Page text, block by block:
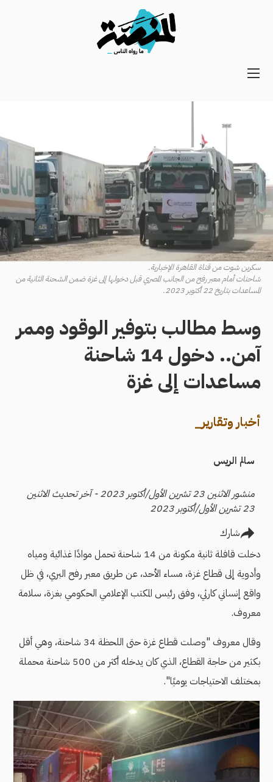
Main
Navigation
سكرين شوت من قناة القاهرة الإخبارية.
شاحنات أمام معبر رفح من الجانب المصري قبل دخولها إلى غزة ضمن الشحنة الثانية من
المساعدات بتاريخ 22 أكتوبر 2023.
وسط مطالب بتوفير الوقود وممر
آمن.. دخول 14 شاحنة
مساعدات إلى غزة
أخبار وتقارير_
سالم الريس
منشور الاثنين 23 تشرين الأول/أكتوبر 2023 - آخر تحديث الاثنين
23 تشرين الأول/أكتوبر 2023
شارك
دخلت قافلة ثانية مكونة من 14 شاحنة تحمل موادًا غذائية ومياه
وأدوية إلى قطاع غزة، مساء الأحد، عن طريق معبر رفح البري، في ظل
واقع إنساني كارثي، وفق رئيس المكتب الإعلامي الحكومي بغزة، سلامة
معروف.
وقال معروف "وصلت قطاع غزة حتى اللحظة 34 شاحنة، وهي أقل
بكثير من حاجة القطاع، الذي كان يدخله أكثر من 500 شاحنة محملة
بمختلف الاحتياجات يوميًا".